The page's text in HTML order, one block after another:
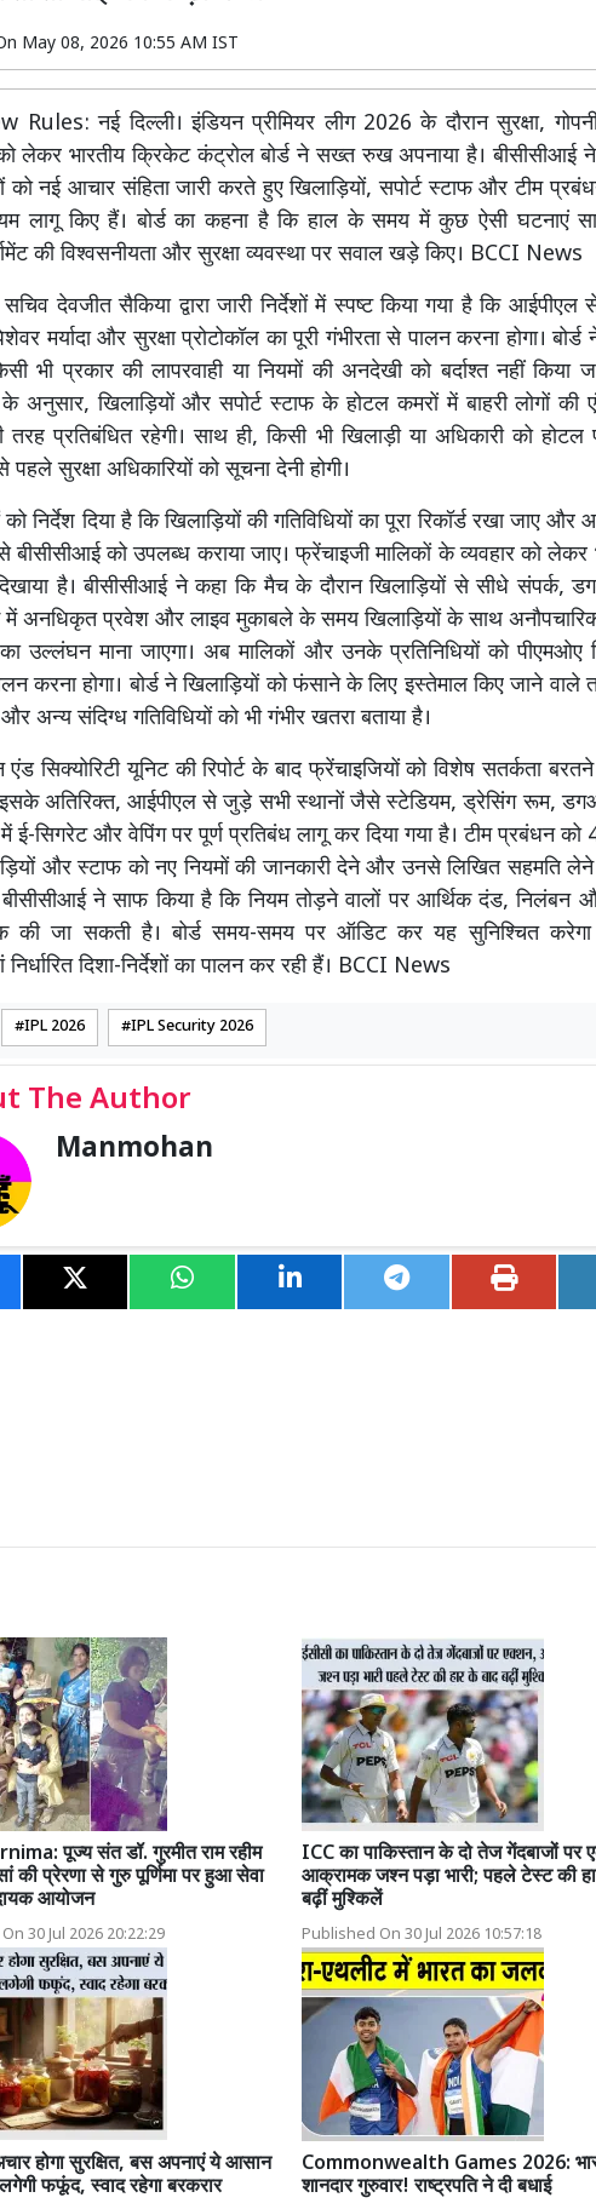
May 08, 2026 10:55 AM IST
Rules: नई दिल्ली। इंडियन प्रीमियर लीग 2026 के दौरान सुरक्षा,
लेकर भारतीय क्रिकेट कंट्रोल बोर्ड ने सख्त रुख अपनाया है। बीसीसीआई
को नई आचार संहिता जारी करते हुए खिलाड़ियों, सपोर्ट स्टाफ और टीम
लागू किए हैं। बोर्ड का कहना है कि हाल के समय में कुछ ऐसी घटनाएं
की विश्वसनीयता और सुरक्षा व्यवस्था पर सवाल खड़े किए। BCCI News
देवजीत सैकिया द्वारा जारी निर्देशों में स्पष्ट किया गया है कि
मर्यादा और सुरक्षा प्रोटोकॉल का पूरी गंभीरता से पालन करना होगा। बोर्ड
भी प्रकार की लापरवाही या नियमों की अनदेखी को बर्दाश्त नहीं किया
अनुसार, खिलाड़ियों और सपोर्ट स्टाफ के होटल कमरों में बाहरी लोगों की
तरह प्रतिबंधित रहेगी। साथ ही, किसी भी खिलाड़ी या अधिकारी को
पहले सुरक्षा अधिकारियों को सूचना देनी होगी।
को निर्देश दिया है कि खिलाड़ियों की गतिविधियों का पूरा रिकॉर्ड रखा जाए
को उपलब्ध कराया जाए। फ्रेंचाइजी मालिकों के व्यवहार को लेकर
है। बीसीसीआई ने कहा कि मैच के दौरान खिलाड़ियों से सीधे संपर्क,
अनधिकृत प्रवेश और लाइव मुकाबले के समय खिलाड़ियों के साथ
उल्लंघन माना जाएगा। अब मालिकों और उनके प्रतिनिधियों को पीएमओए
करना होगा। बोर्ड ने खिलाड़ियों को फंसाने के लिए इस्तेमाल किए जाने वाले
अन्य संदिग्ध गतिविधियों को भी गंभीर खतरा बताया है।
सिक्योरिटी यूनिट की रिपोर्ट के बाद फ्रेंचाइजियों को विशेष सतर्कता
इसके अतिरिक्त, आईपीएल से जुड़े सभी स्थानों जैसे स्टेडियम, ड्रेसिंग रूम,
में ई-सिगरेट और वेपिंग पर पूर्ण प्रतिबंध लागू कर दिया गया है। टीम प्रबंधन
और स्टाफ को नए नियमों की जानकारी देने और उनसे लिखित सहमति लेने
बीसीसीआई ने साफ किया है कि नियम तोड़ने वालों पर आर्थिक दंड, निलंबन
की जा सकती है। बोर्ड समय-समय पर ऑडिट कर यह सुनिश्चित
निर्धारित दिशा-निर्देशों का पालन कर रही हैं। BCCI News
IPL 2026 IPL Security 2026
The Author
Manmohan
पूज्य संत डॉ. गुरमीत राम रहीम
की प्रेरणा से गुरु पूर्णिमा पर हुआ सेवा
आयोजन
30 Jul 2026 20:22:29
ICC का पाकिस्तान के दो तेज गेंदबाजों पर
आक्रामक जश्न पड़ा भारी; पहले टेस्ट की
बढ़ीं मुश्किलें
Published On 30 Jul 2026 10:57:18
होगा सुरक्षित, बस अपनाएं ये आसान
फफूंद, स्वाद रहेगा बरकरार
Commonwealth Games 2026:
शानदार गुरुवार! राष्ट्रपति ने दी बधाई